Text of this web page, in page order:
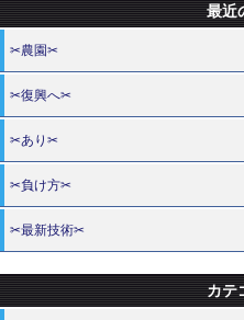
最近
✂農園✂
✂復興へ✂
✂あり✂
✂負け方✂
✂最新技術✂
カテ